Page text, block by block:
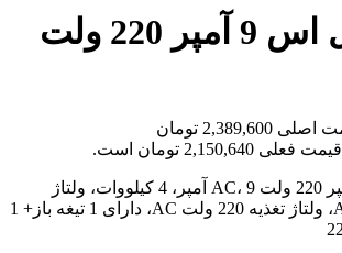
کنتاکتور ال اس 9 آمپر 220 ولت
قیمت اصلی 2,389,600 تومان
قیمت فعلی 2,150,640 تومان است.
کنتاکتور ال اس 9 آمپر 220 ولت AC، 9 آمپر، 4 کیلووات، ولتاژ
عملکرد 400 ولت AC، ولتاژ تغذیه 220 ولت AC، دارای 1 تیغه باز+ 1